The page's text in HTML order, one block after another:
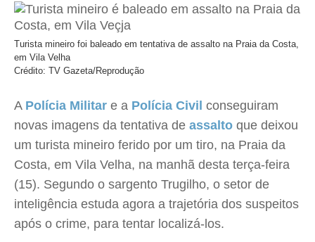
Turista mineiro foi baleado em tentativa de assalto na Praia da Costa,
em Vila Velha
Crédito: TV Gazeta/Reprodução
A Polícia Militar e a Polícia Civil conseguiram
novas imagens da tentativa de assalto que deixou
um turista mineiro ferido por um tiro, na Praia da
Costa, em Vila Velha, na manhã desta terça-feira
(15). Segundo o sargento Trugilho, o setor de
inteligência estuda agora a trajetória dos suspeitos
após o crime, para tentar localizá-los.